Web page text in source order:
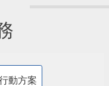
動方案